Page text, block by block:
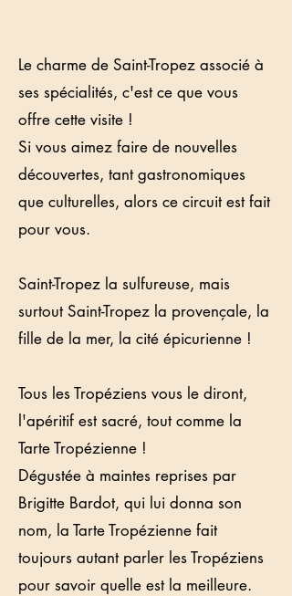
Le charme de Saint-Tropez associé à
ses spécialités, c'est ce que vous
offre cette visite !
Si vous aimez faire de nouvelles
découvertes, tant gastronomiques
que culturelles, alors ce circuit est fait
pour vous.
Saint-Tropez la sulfureuse, mais
surtout Saint-Tropez la provençale, la
fille de la mer, la cité épicurienne !
Tous les Tropéziens vous le diront,
l'apéritif est sacré, tout comme la
Tarte Tropézienne !
Dégustée à maintes reprises par
Brigitte Bardot, qui lui donna son
nom, la Tarte Tropézienne fait
toujours autant parler les Tropéziens
pour savoir quelle est la meilleure.